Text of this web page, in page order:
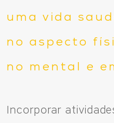
uma vida
no aspecto
no mental e
Incorporar